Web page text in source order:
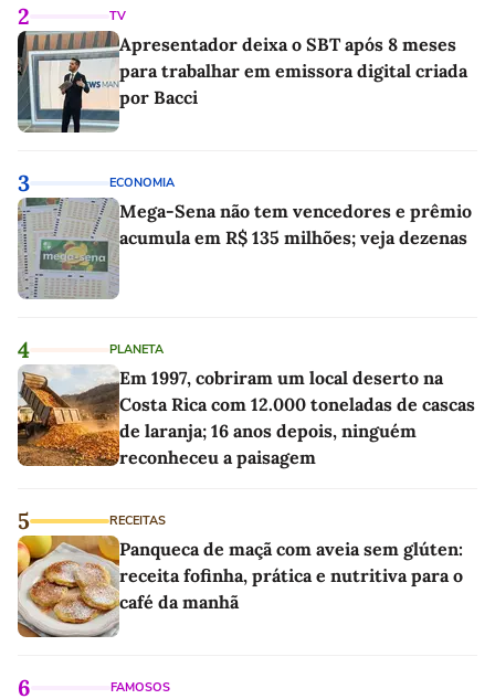
2 TV
Apresentador deixa o SBT após 8 meses
para trabalhar em emissora digital criada
por Bacci
3 ECONOMIA
Mega-Sena não tem vencedores e prêmio
acumula em R$ 135 milhões; veja dezenas
4 PLANETA
Em 1997, cobriram um local deserto na
Costa Rica com 12.000 toneladas de cascas
de laranja; 16 anos depois, ninguém
reconheceu a paisagem
5 RECEITAS
Panqueca de maçã com aveia sem glúten:
receita fofinha, prática e nutritiva para o
café da manhã
6 FAMOSOS